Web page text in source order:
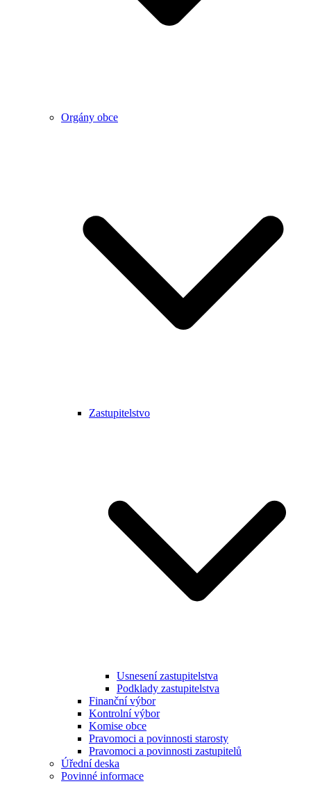
Orgány obce
Zastupitelstvo
Usnesení zastupitelstva
Podklady zastupitelstva
Finanční výbor
Kontrolní výbor
Komise obce
Pravomoci a povinnosti starosty
Pravomoci a povinnosti zastupitelů
Úřední deska
Povinné informace